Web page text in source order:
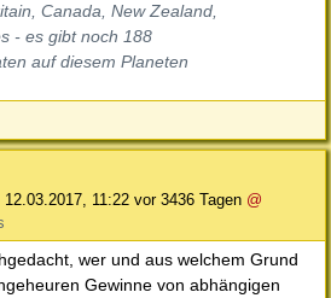
Canada, New Zealand,
- es gibt noch 188
auf diesem Planeten
11:22 vor 3436 Tagen @
wer und aus welchem Grund
Gewinne von abhängigen